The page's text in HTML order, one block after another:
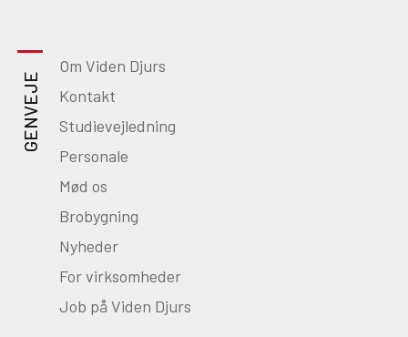
GENVEJE
Om Viden Djurs
Kontakt
Studievejledning
Personale
Mød os
Brobygning
Nyheder
For virksomheder
Job på Viden Djurs